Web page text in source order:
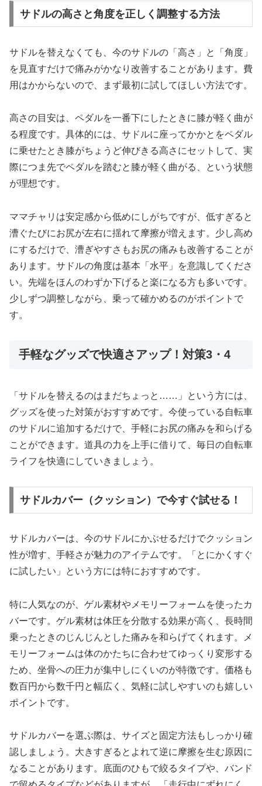
サドルの高さと角度を正しく調整する方法
サドルを替えなくても、今のサドルの「高さ」と「角度」
を見直すだけで痛みがかなり改善することがあります。費
用はかからないので、まず最初に試してほしい方法です。
高さの目安は、ペダルを一番下にしたときに膝が軽く曲が
る程度です。具体的には、サドルに座ってかかとをペダル
に乗せたとき膝がちょうど伸びきる高さにセットして、実
際につま先でペダルを踏むと膝が軽く曲がる、という状態
が理想です。
ママチャリは安定感から低めにしがちですが、低すぎると
漕ぐたびにお尻が左右に揺れて摩擦が増えます。少し高め
にするだけで、漕ぎやすさもお尻の痛みも改善することが
あります。サドルの角度は基本「水平」を意識してくださ
い。先端をほんのわずか下げると楽になる方も多いです。
少しずつ調整しながら、乗って確かめるのがポイントで
す。
手軽なグッズで快適さアップ！対策3・4
「サドルを替えるのはまだちょっと……」という方には、
グッズを使った対策がおすすめです。今使っている自転車
のサドルに追加するだけで、手軽にお尻の痛みを和らげる
ことができます。道具の力を上手に借りて、毎日の自転車
ライフを快適にしていきましょう。
サドルカバー（クッション）で今すぐ試せる！
サドルカバーは、今のサドルにかぶせるだけでクッション
性が増す、手軽さが魅力のアイテムです。「とにかくすぐ
に試したい」という方には特におすすめです。
特に人気なのが、ゲル素材やメモリーフォームを使ったカ
バーです。ゲル素材は体圧を分散する効果が高く、長時間
乗ったときのじんじんとした痛みを和らげてくれます。メ
モリーフォームは体のかたちに合わせてゆっくり変形する
ため、坐骨への圧力が集中しにくいのが特徴です。価格も
数百円から数千円と幅広く、気軽に試しやすいのも嬉しい
ポイントです。
サドルカバーを選ぶ際は、サイズと固定方法もしっかり確
認しましょう。大きすぎるとよれて逆に摩擦を生む原因に
なることがあります。底面のひもで絞るタイプや、バンド